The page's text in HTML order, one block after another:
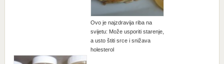
Ovo je najzdravija riba na
svijetu: Može usporiti starenje,
a usto štiti srce i snižava
holesterol